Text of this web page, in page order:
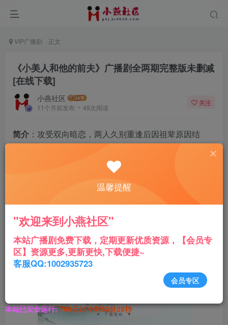
VIP广播剧 正文
《小美人和他的前夫》广播剧全两期完整版未删减
[在线下载]
小燕社区
11个月前发布 49次阅读
关注
简介 ：攻受双向暗恋，两人久别重逢后因祖辈原因结
达，受是个小笨蛋，喜欢攻不自知。经历过磨难之后，
攻向受表白，受也傲娇表示了爱意，双向暗恋的两人终
主役：赵一昂&小k
温馨提醒
"欢迎来到小燕社区"
本站广播剧免费下载，定期更新优质资源，【会员专
区】资源更多,更新更快,下载便捷~
客服QQ:1002935723
会员专区
本站已安全运行: 789天21小时53分29秒